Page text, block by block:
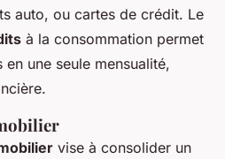
auto, ou cartes de crédit. Le
à la consommation permet
une seule mensualité,
vise à consolider un